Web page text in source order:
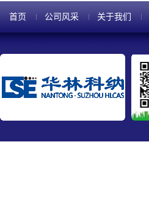
首页 公司风采 关于我们